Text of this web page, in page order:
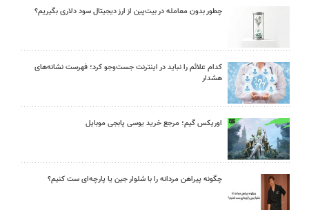
چطور بدون معامله در بیت‌پین از ارز دیجیتال سود دلاری بگیریم؟
کدام علائم را نباید در اینترنت جست‌وجو کرد؛ فهرست نشانه‌های
هشدار
اوریکس گیم؛ مرجع خرید یوسی پابجی موبایل
چگونه پیراهن مردانه را با شلوار جین یا پارچه‌ای ست کنیم؟